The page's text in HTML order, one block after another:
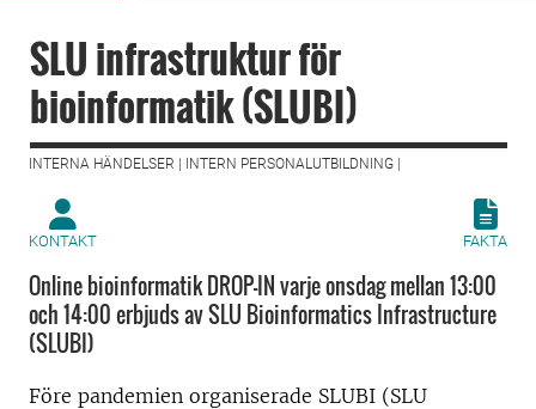
SLU infrastruktur för
bioinformatik (SLUBI)
INTERNA HÄNDELSER | INTERN PERSONALUTBILDNING |
KONTAKT FAKTA
Online bioinformatik DROP-IN varje onsdag mellan 13:00
och 14:00 erbjuds av SLU Bioinformatics Infrastructure
(SLUBI)
Före pandemien organiserade SLUBI (SLU